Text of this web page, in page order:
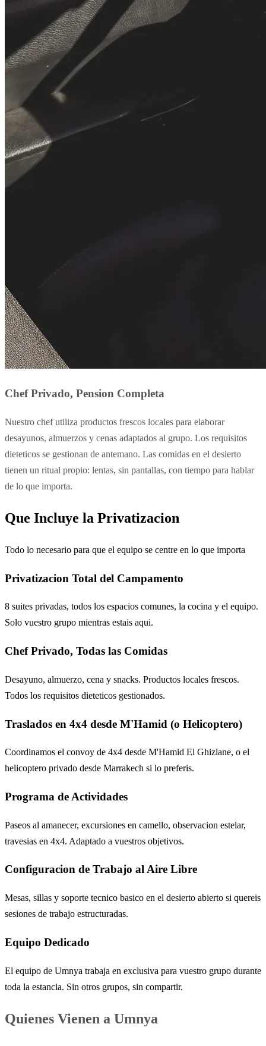
Chef Privado, Pension Completa
Nuestro chef utiliza productos frescos locales para elaborar
desayunos, almuerzos y cenas adaptados al grupo. Los requisitos
dieteticos se gestionan de antemano. Las comidas en el desierto
tienen un ritual propio: lentas, sin pantallas, con tiempo para hablar
de lo que importa.
Que Incluye la Privatizacion
Todo lo necesario para que el equipo se centre en lo que importa
Privatizacion Total del Campamento
8 suites privadas, todos los espacios comunes, la cocina y el equipo.
Solo vuestro grupo mientras estais aqui.
Chef Privado, Todas las Comidas
Desayuno, almuerzo, cena y snacks. Productos locales frescos.
Todos los requisitos dieteticos gestionados.
Traslados en 4x4 desde M'Hamid (o Helicoptero)
Coordinamos el convoy de 4x4 desde M'Hamid El Ghizlane, o el
helicoptero privado desde Marrakech si lo preferis.
Programa de Actividades
Paseos al amanecer, excursiones en camello, observacion estelar,
travesias en 4x4. Adaptado a vuestros objetivos.
Configuracion de Trabajo al Aire Libre
Mesas, sillas y soporte tecnico basico en el desierto abierto si quereis
sesiones de trabajo estructuradas.
Equipo Dedicado
El equipo de Umnya trabaja en exclusiva para vuestro grupo durante
toda la estancia. Sin otros grupos, sin compartir.
Quienes Vienen a Umnya